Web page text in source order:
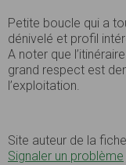
Petite boucle qui a
dénivelé et profil
A noter que
grand respect est
l’exploitation.
Site auteur de la
Signaler un problème